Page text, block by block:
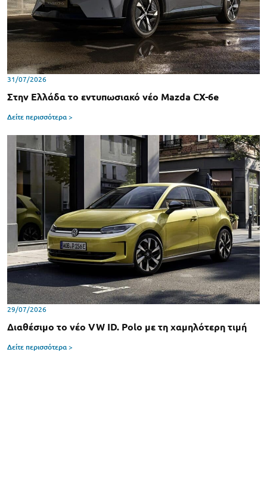
31/07/2026
Στην Ελλάδα το εντυπωσιακό νέο Mazda CX-6e
Δείτε περισσότερα >
29/07/2026
Διαθέσιμο το νέο VW ID. Polo με τη χαμηλότερη τιμή
Δείτε περισσότερα >